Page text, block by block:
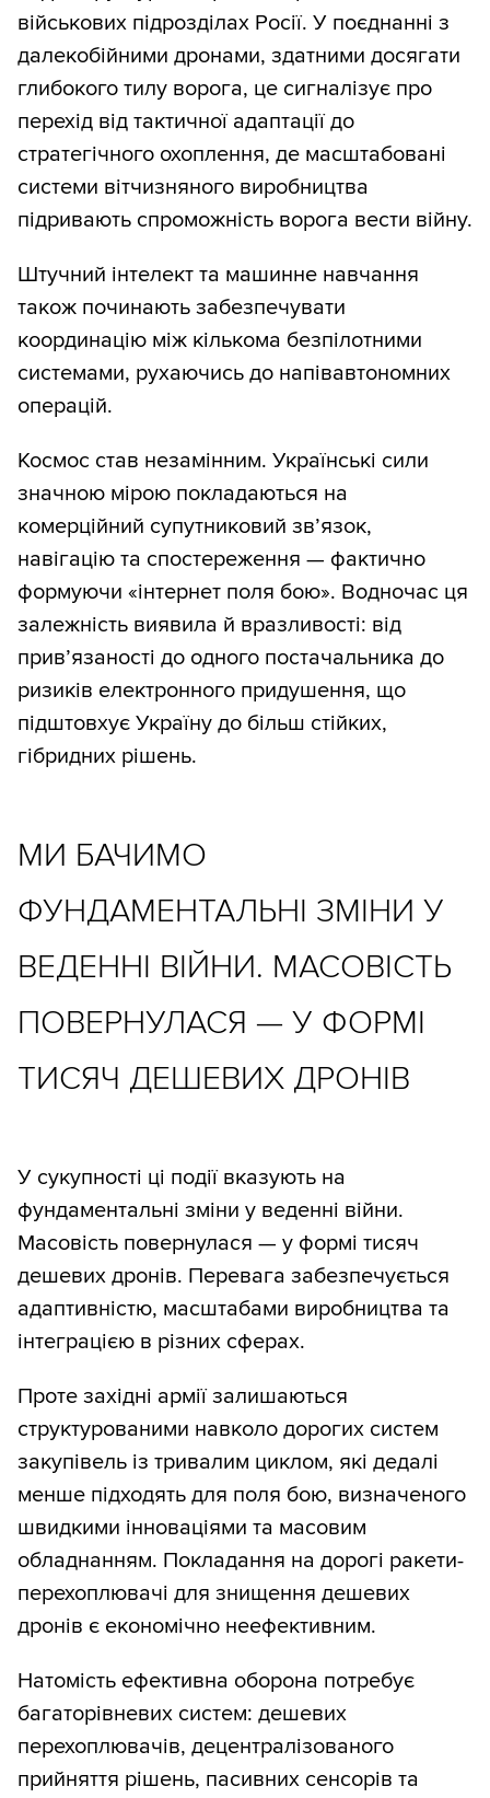
військових підрозділах Росії. У поєднанні з
далекобійними дронами, здатними досягати
глибокого тилу ворога, це сигналізує про
перехід від тактичної адаптації до
стратегічного охоплення, де масштабовані
системи вітчизняного виробництва
підривають спроможність ворога вести війну.
Штучний інтелект та машинне навчання
також починають забезпечувати
координацію між кількома безпілотними
системами, рухаючись до напівавтономних
операцій.
Космос став незамінним. Українські сили
значною мірою покладаються на
комерційний супутниковий зв’язок,
навігацію та спостереження — фактично
формуючи «інтернет поля бою». Водночас ця
залежність виявила й вразливості: від
прив’язаності до одного постачальника до
ризиків електронного придушення, що
підштовхує Україну до більш стійких,
гібридних рішень.
МИ БАЧИМО
ФУНДАМЕНТАЛЬНІ ЗМІНИ У
ВЕДЕННІ ВІЙНИ. МАСОВІСТЬ
ПОВЕРНУЛАСЯ — У ФОРМІ
ТИСЯЧ ДЕШЕВИХ ДРОНІВ
У сукупності ці події вказують на
фундаментальні зміни у веденні війни.
Масовість повернулася — у формі тисяч
дешевих дронів. Перевага забезпечується
адаптивністю, масштабами виробництва та
інтеграцією в різних сферах.
Проте західні армії залишаються
структурованими навколо дорогих систем
закупівель із тривалим циклом, які дедалі
менше підходять для поля бою, визначеного
швидкими інноваціями та масовим
обладнанням. Покладання на дорогі ракети-
перехоплювачі для знищення дешевих
дронів є економічно неефективним.
Натомість ефективна оборона потребує
багаторівневих систем: дешевих
перехоплювачів, децентралізованого
прийняття рішень, пасивних сенсорів та